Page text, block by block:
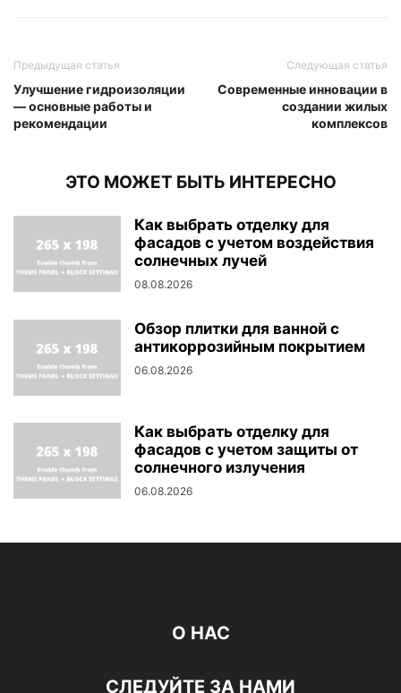
Предыдущая статья
Улучшение гидроизоляции
— основные работы и
рекомендации
Следующая статья
Современные инновации в
создании жилых
комплексов
ЭТО МОЖЕТ БЫТЬ ИНТЕРЕСНО
Как выбрать отделку для
фасадов с учетом воздействия
солнечных лучей
08.08.2026
Обзор плитки для ванной с
антикоррозийным покрытием
06.08.2026
Как выбрать отделку для
фасадов с учетом защиты от
солнечного излучения
06.08.2026
О НАС
СЛЕДУЙТЕ ЗА НАМИ